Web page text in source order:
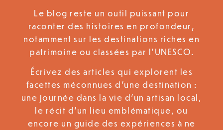
Le blog reste un outil puissant pour
raconter des histoires en profondeur,
notamment sur les destinations riches en
patrimoine ou classées par l’UNESCO.
Écrivez des articles qui explorent les
facettes méconnues d’une destination :
une journée dans la vie d’un artisan local,
le récit d’un lieu emblématique, ou
encore un guide des expériences à ne